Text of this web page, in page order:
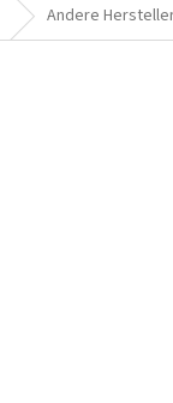
Andere